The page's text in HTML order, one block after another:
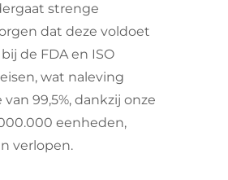
strenge
dat deze voldoet
de FDA en ISO
wat naleving
99,5%, dankzij onze
eenheden,
verlopen.